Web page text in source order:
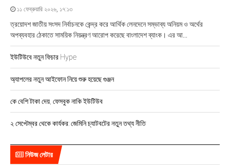
১১ ফেব্রুয়ারি ২০২৬, ১৭:১৩
ত্রয়োদশ জাতীয় সংসদ নির্বাচনকে কেন্দ্র করে আর্থিক লেনদেনে সম্ভাব্য অনিয়ম ও অর্থের
অপব্যবহার ঠেকাতে সাময়িক নিয়ন্ত্রণ আরোপ করেছে বাংলাদেশ ব্যাংক। এর আ...
ইউটিউবে নতুন ফিচার Hype
অ্যাপলের নতুন আইফোন নিয়ে শুরু হয়েছে গুঞ্জন
কে বেশি টাকা দেয়, ফেসবুক নাকি ইউটিউব
২ সেপ্টেম্বর থেকে কার্যকর: জেমিনি চ্যাটবটের নতুন তথ্য নীতি
নিউজ লেটার